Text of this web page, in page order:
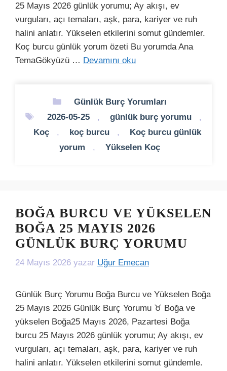
25 Mayıs 2026 günlük yorumu; Ay akışı, ev
vurguları, açı temaları, aşk, para, kariyer ve ruh
halini anlatır. Yükselen etkilerini somut gündemler.
Koç burcu günlük yorum özeti Bu yorumda Ana
TemaGökyüzü … Devamını oku
Kategoriler
Günlük Burç Yorumları
Etiketler
2026-05-25 , günlük burç yorumu
,
Koç
, koç burcu ,
Koç burcu günlük
yorum
, Yükselen Koç
BOĞA BURCU VE YÜKSELEN
BOĞA 25 MAYIS 2026
GÜNLÜK BURÇ YORUMU
24 Mayıs 2026 yazar Uğur Emecan
Günlük Burç Yorumu Boğa Burcu ve Yükselen Boğa
25 Mayıs 2026 Günlük Burç Yorumu ♉ Boğa ve
yükselen Boğa25 Mayıs 2026, Pazartesi Boğa
burcu 25 Mayıs 2026 günlük yorumu; Ay akışı, ev
vurguları, açı temaları, aşk, para, kariyer ve ruh
halini anlatır. Yükselen etkilerini somut gündemle.